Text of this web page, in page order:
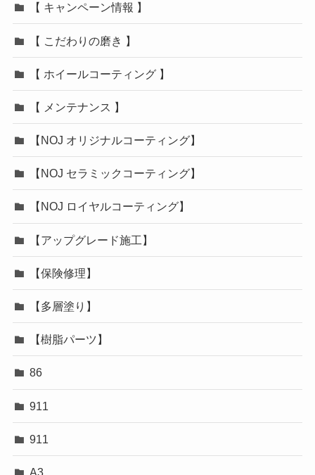
【 キャンペーン情報 】
【 こだわりの磨き 】
【 ホイールコーティング 】
【 メンテナンス 】
【NOJ オリジナルコーティング】
【NOJ セラミックコーティング】
【NOJ ロイヤルコーティング】
【アップグレード施工】
【保険修理】
【多層塗り】
【樹脂パーツ】
86
911
911
A3